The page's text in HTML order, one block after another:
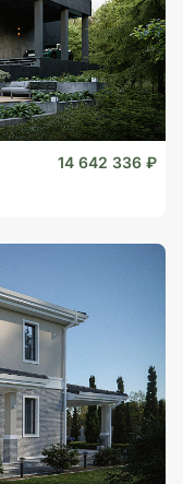
14 642 336 ₽